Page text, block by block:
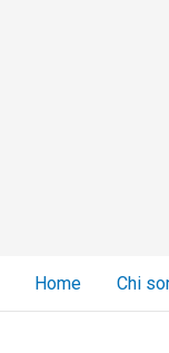
Home Chi